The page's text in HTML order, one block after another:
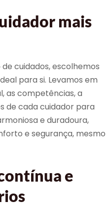
mais
cuidados, escolhemos
para si. Levamos em
as competências, a
de cada cuidador para
e duradoura,
e segurança, mesmo
e